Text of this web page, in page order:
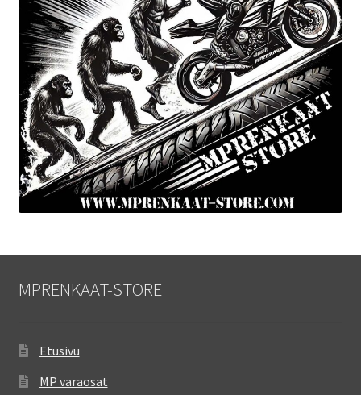
MPRENKAAT-STORE
Etusivu
MP varaosat